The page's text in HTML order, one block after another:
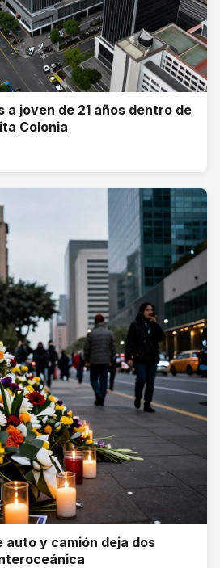
a joven de 21 años dentro de
Colonia
y camión deja dos